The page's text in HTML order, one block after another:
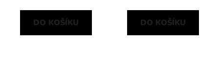
DO KOŠÍKU DO KOŠÍKU